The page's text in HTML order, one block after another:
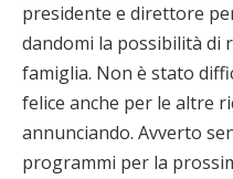
presidente e direttore
dandomi la possibilità di
famiglia. Non è stato
felice anche per le altre
annunciando. Avverto
programmi per la